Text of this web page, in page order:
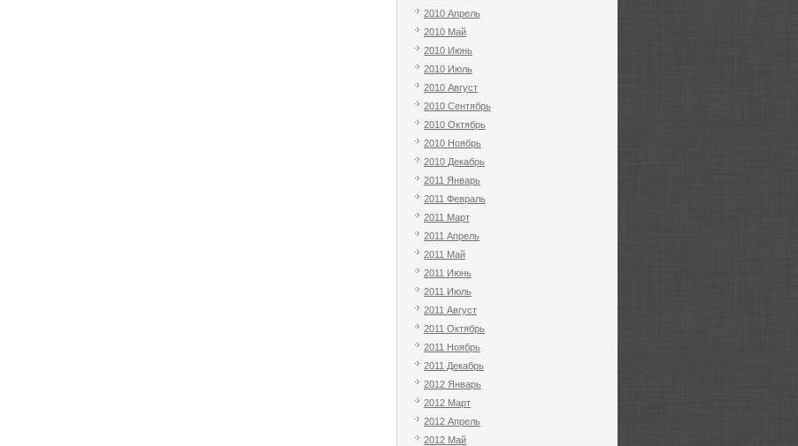
2010 Апрель
2010 Май
2010 Июнь
2010 Июль
2010 Август
2010 Сентябрь
2010 Октябрь
2010 Ноябрь
2010 Декабрь
2011 Январь
2011 Февраль
2011 Март
2011 Апрель
2011 Май
2011 Июнь
2011 Июль
2011 Август
2011 Октябрь
2011 Ноябрь
2011 Декабрь
2012 Январь
2012 Март
2012 Апрель
2012 Май